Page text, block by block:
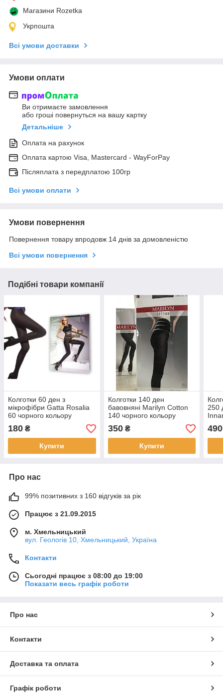
Магазини Rozetka
Укрпошта
Всі умови доставки
Умови оплати
Ви отримаєте замовлення
або гроші повернуться на вашу картку
Детальніше
Оплата на рахунок
Оплата картою Visa, Mastercard - WayForPay
Післяплата з передплатою 100гр
Всі умови оплати
Умови повернення
Повернення товару впродовж 14 днів за домовленістю
Всі умови повернення
Подібні товари компанії
Колготки 60 ден з
мікрофібри Gatta Rosalia
60 чорного кольору
розміри 2 3 4 5
180 ₴
Купити
Колготки 140 ден
бавовняні Marilyn Cotton
140 чорного кольору
розміри 2 3 4 5
350₴
Купити
250
490
Про нас
99% позитивних з 160 відгуків за рік
Працює з 21.09.2015
м. Хмельницький
вул. Геологів 10, Хмельницький, Україна
Контакти
Сьогодні працює з 08:00 до 19:00
Показати весь графік роботи
Про нас
Контакти
Доставка та оплата
Графік роботи